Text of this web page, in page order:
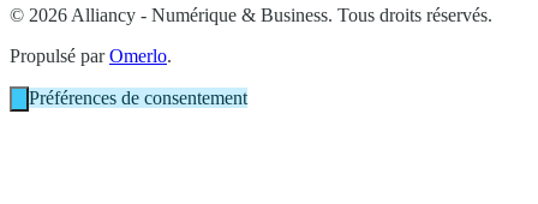
© 2026 Alliancy - Numérique & Business. Tous droits réservés.
Propulsé parOmerlo.
Préférences de consentement